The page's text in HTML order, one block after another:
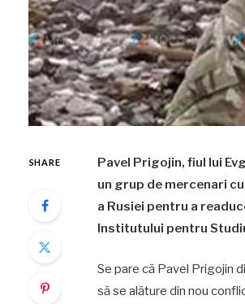
SHARE
Pavel Prigojin, fiul lui
un grup de mercenari
a Rusiei pentru a
Institutului pentru
Se pare că Pavel Prigojin
să se alăture din nou